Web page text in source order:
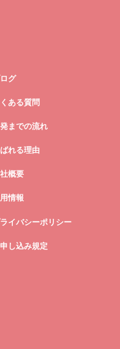
グ
ある質問
までの流れ
れる理由
概要
情報
イバシーポリシー
し込み規定